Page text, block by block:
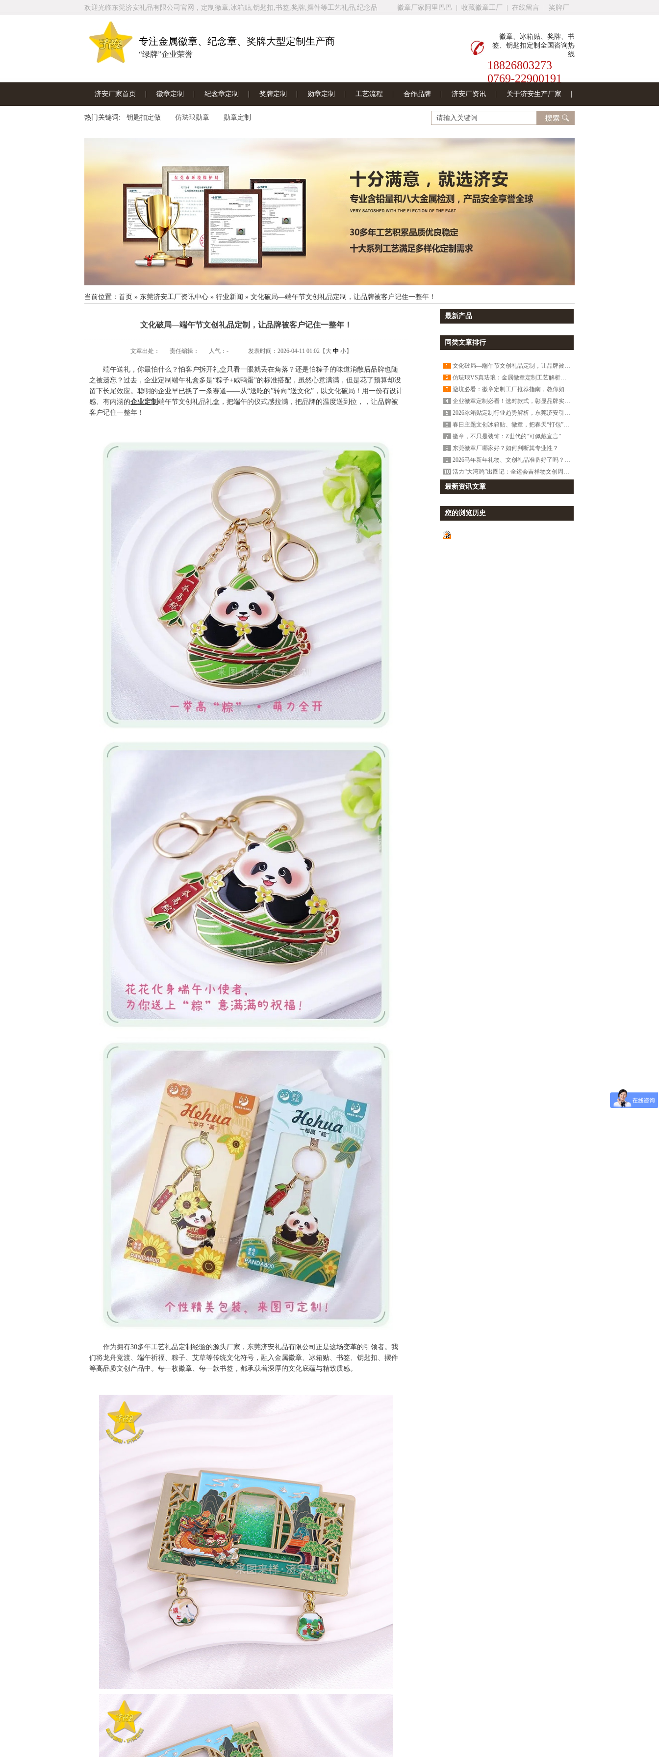
徽章厂家阿里巴巴 收藏徽章工厂 在线留言 奖牌厂
欢迎光临东莞济安礼品有限公司官网，定制徽章,冰箱贴,钥匙扣,书签,奖牌,摆件等工艺礼品,纪念品
专注金属徽章、纪念章、奖牌大型定制生产商
“绿牌”企业荣誉
徽章、冰箱贴、奖牌、书
签、钥匙扣定制全国咨询热
线
18826803273
0769-22900191
济安厂家首页 徽章定制 纪念章定制 奖牌定制 勋章定制 工艺流程 合作品牌 济安厂资讯 关于济安生产厂家
联系济安工厂
热门关键词: 钥匙扣定做 仿珐琅勋章 勋章定制
当前位置： 首页 » 东莞济安工厂资讯中心 » 行业新闻 » 文化破局—端午节文创礼品定制，让品牌被客户记住一整年！
文化破局—端午节文创礼品定制，让品牌被客户记住一整年！
文章出处： 责任编辑： 人气： - 发表时间：2026-04-11 01:02【 大 中 小】
端午送礼，你最怕什么？怕客户拆开礼盒只看一眼就丢在角落？还是怕粽子的味道消散后品牌也随
之被遗忘？过去，企业定制端午礼盒多是“粽子+咸鸭蛋”的标准搭配，虽然心意满满，但是花了预算却没
留下长尾效应。聪明的企业早已换了一条赛道——从“送吃的”转向“送文化”，以文化破局！用一份有设计
感、有内涵的企业定制 端午节文创礼品礼盒，把端午的仪式感拉满，把品牌的温度送到位，，让品牌被
客户记住一整年！
作为拥有30多年工艺礼品定制经验的源头厂家，东莞济安礼品有限公司正是这场变革的引领者。我
们将龙舟竞渡、端午祈福、粽子、艾草等传统文化符号，融入金属徽章、冰箱贴、书签、钥匙扣、摆件
等高品质文创产品中。每一枚徽章、每一款书签，都承载着深厚的文化底蕴与精致质感。
最新产品
同类文章排行
文化破局—端午节文创礼品定制，让品牌被客户记住一整年！
仿珐琅VS真珐琅：金属徽章定制工艺解析｜东莞济安徽章工厂
避坑必看：徽章定制工厂推荐指南，教你如何筛选靠谱供货商
企业徽章定制必看！选对款式，彰显品牌实力与文化底蕴
2026冰箱贴定制行业趋势解析，东莞济安引领文创与科技融合新风向
春日主题文创冰箱贴、徽章，把春天“打包”带回家！
徽章，不只是装饰：Z世代的“可佩戴宣言”
东莞徽章厂哪家好？如何判断其专业性？
2026马年新年礼物、文创礼品准备好了吗？不只对联冰箱贴！
活力“大湾鸡”出圈记：全运会吉祥物文创周边徽章冰箱贴爆火！
最新资讯文章
您的浏览历史